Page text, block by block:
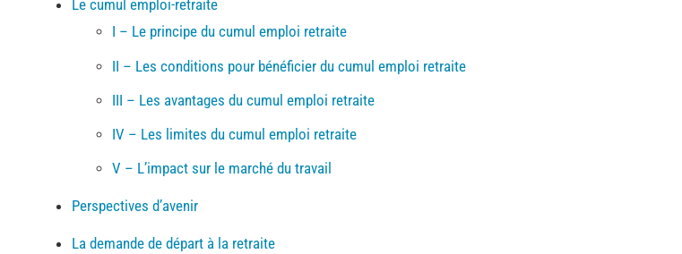
Le cumul emploi-retraite
I – Le principe du cumul emploi retraite
II – Les conditions pour bénéficier du cumul emploi retraite
III – Les avantages du cumul emploi retraite
IV – Les limites du cumul emploi retraite
V – L’impact sur le marché du travail
Perspectives d’avenir
La demande de départ à la retraite